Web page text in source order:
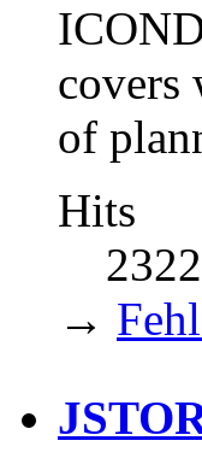
covers
of
Hits
2322
→